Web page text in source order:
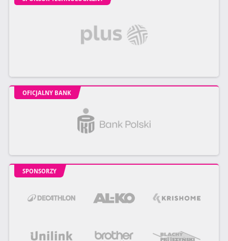
OFICJALNY BANK
SPONSORZY